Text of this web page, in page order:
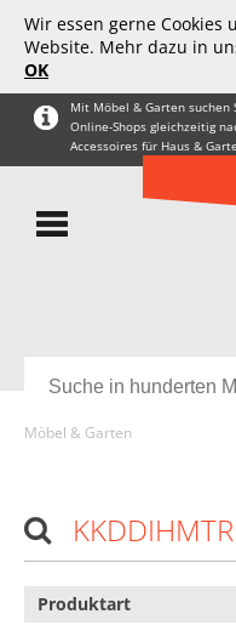
Wir essen gerne
Website. Mehr dazu in
OK
Mit Möbel & Garten suchen
Online-Shops gleichzeitig
Accessoires für Haus &
Möbel & Garten
KKDDIHMTR
Produktart